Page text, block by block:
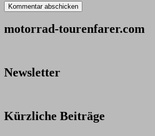
motorrad-tourenfarer.com
Newsletter
Kürzliche Beiträge